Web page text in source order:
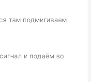
там подмигиваем
и подаём во